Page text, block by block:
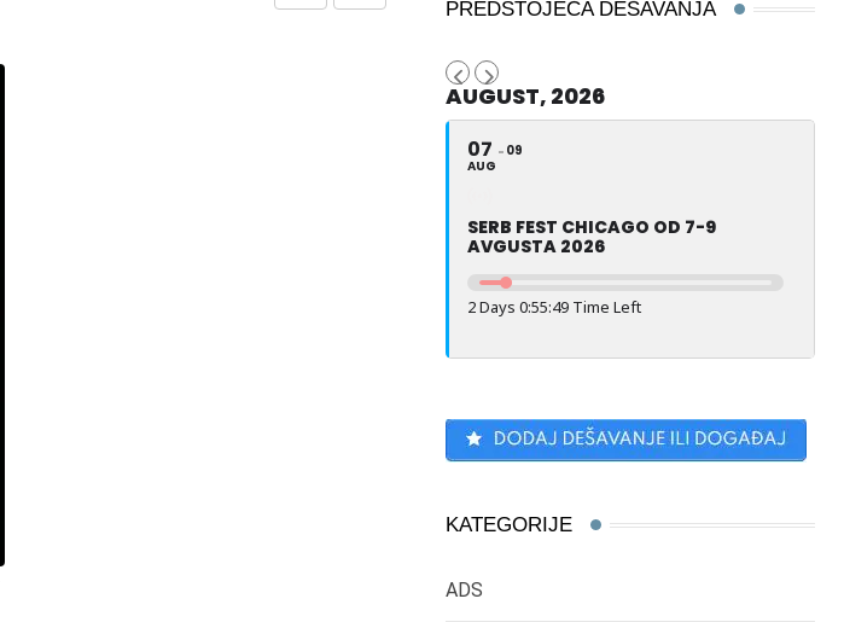
PREDSTOJEĆA DEŠAVANJA
AUGUST, 2026
07
AUG
09
SERB FEST CHICAGO OD 7-9
AVGUSTA 2026
2 Days 0:55:48 Time Left
KATEGORIJE
ADS